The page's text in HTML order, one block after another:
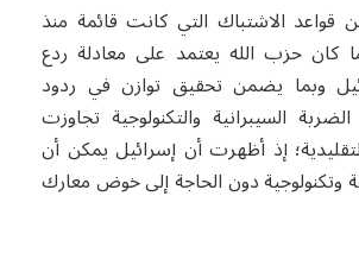
الاشتباك التي كانت قائمة منذ
بعدما كان حزب الله يعتمد على معادلة ردع
وبما يضمن تحقيق توازن في ردود
السيبرانية والتكنولوجية تجاوزت
إذ أظهرت أن إسرائيل يمكن أن
وتكنولوجية دون الحاجة إلى خوض معارك